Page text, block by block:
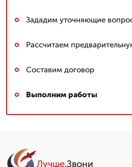
Зададим уточняющие
Рассчитаем
Составим договор
Выполним работы
Лучше.Звони